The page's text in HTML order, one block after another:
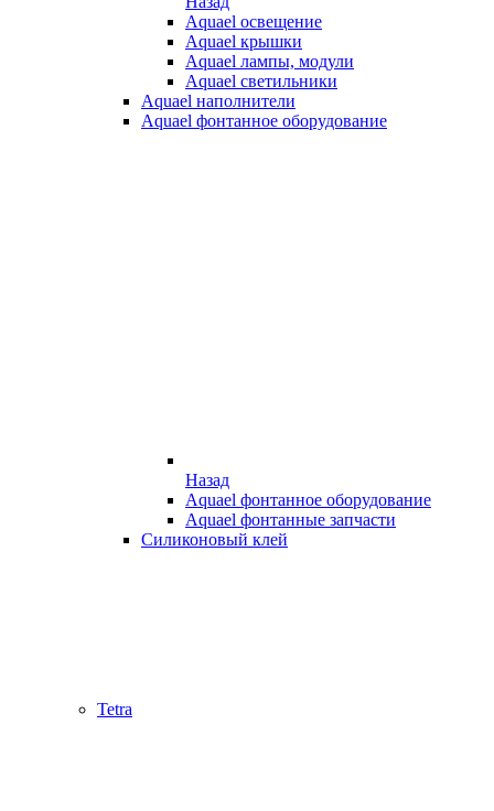
Aquael освещение
Aquael крышки
Aquael лампы, модули
Aquael светильники
Aquael наполнители
Aquael фонтанное оборудование
Назад
Aquael фонтанное оборудование
Aquael фонтанные запчасти
Силиконовый клей
Tetra